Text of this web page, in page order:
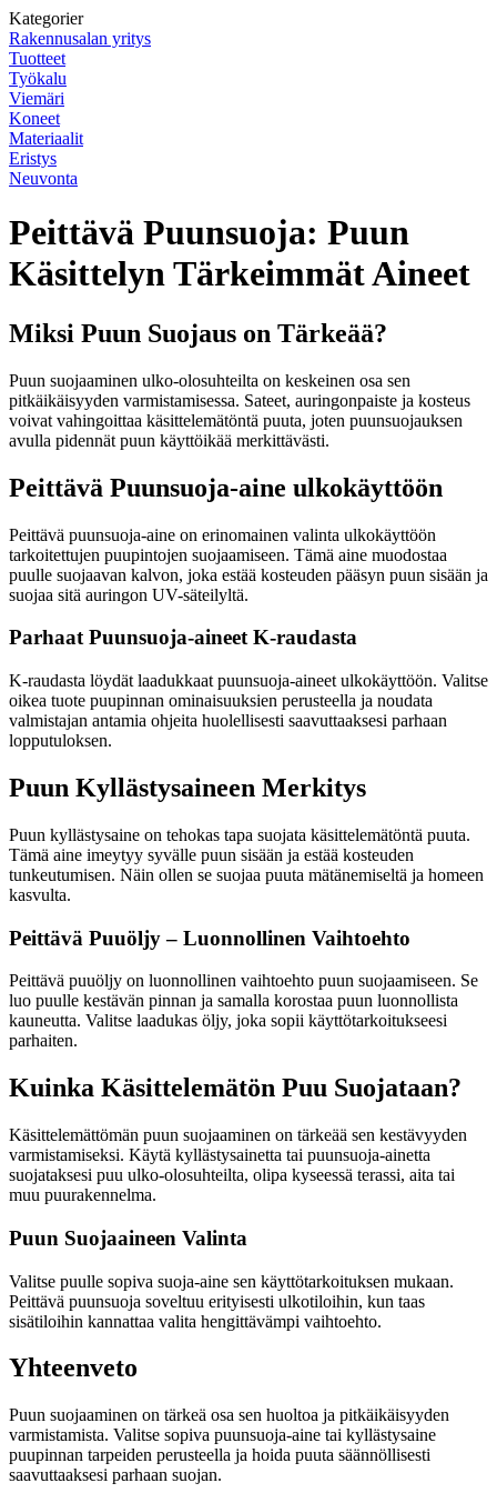
Kategorier
Rakennusalan yritys
Tuotteet
Työkalu
Viemäri
Koneet
Materiaalit
Eristys
Neuvonta
Peittävä Puunsuoja: Puun
Käsittelyn Tärkeimmät Aineet
Miksi Puun Suojaus on Tärkeää?
Puun suojaaminen ulko-olosuhteilta on keskeinen osa sen
pitkäikäisyyden varmistamisessa. Sateet, auringonpaiste ja kosteus
voivat vahingoittaa käsittelemätöntä puuta, joten puunsuojauksen
avulla pidennät puun käyttöikää merkittävästi.
Peittävä Puunsuoja-aine ulkokäyttöön
Peittävä puunsuoja-aine on erinomainen valinta ulkokäyttöön
tarkoitettujen puupintojen suojaamiseen. Tämä aine muodostaa
puulle suojaavan kalvon, joka estää kosteuden pääsyn puun sisään ja
suojaa sitä auringon UV-säteilyltä.
Parhaat Puunsuoja-aineet K-raudasta
K-raudasta löydät laadukkaat puunsuoja-aineet ulkokäyttöön. Valitse
oikea tuote puupinnan ominaisuuksien perusteella ja noudata
valmistajan antamia ohjeita huolellisesti saavuttaaksesi parhaan
lopputuloksen.
Puun Kyllästysaineen Merkitys
Puun kyllästysaine on tehokas tapa suojata käsittelemätöntä puuta.
Tämä aine imeytyy syvälle puun sisään ja estää kosteuden
tunkeutumisen. Näin ollen se suojaa puuta mätänemiseltä ja homeen
kasvulta.
Peittävä Puuöljy – Luonnollinen Vaihtoehto
Peittävä puuöljy on luonnollinen vaihtoehto puun suojaamiseen. Se
luo puulle kestävän pinnan ja samalla korostaa puun luonnollista
kauneutta. Valitse laadukas öljy, joka sopii käyttötarkoitukseesi
parhaiten.
Kuinka Käsittelemätön Puu Suojataan?
Käsittelemättömän puun suojaaminen on tärkeää sen kestävyyden
varmistamiseksi. Käytä kyllästysainetta tai puunsuoja-ainetta
suojataksesi puu ulko-olosuhteilta, olipa kyseessä terassi, aita tai
muu puurakennelma.
Puun Suojaaineen Valinta
Valitse puulle sopiva suoja-aine sen käyttötarkoituksen mukaan.
Peittävä puunsuoja soveltuu erityisesti ulkotiloihin, kun taas
sisätiloihin kannattaa valita hengittävämpi vaihtoehto.
Yhteenveto
Puun suojaaminen on tärkeä osa sen huoltoa ja pitkäikäisyyden
varmistamista. Valitse sopiva puunsuoja-aine tai kyllästysaine
puupinnan tarpeiden perusteella ja hoida puuta säännöllisesti
saavuttaaksesi parhaan suojan.